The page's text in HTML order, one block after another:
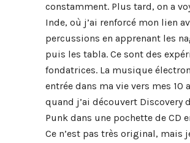
constamment. Plus tard, on a
Inde, où j’ai renforcé mon lien
percussions en apprenant les
puis les tabla. Ce sont des
fondatrices. La musique
entrée dans ma vie vers mes 10
quand j’ai découvert Discovery
Punk dans une pochette de CD
Ce n’est pas très original, mais